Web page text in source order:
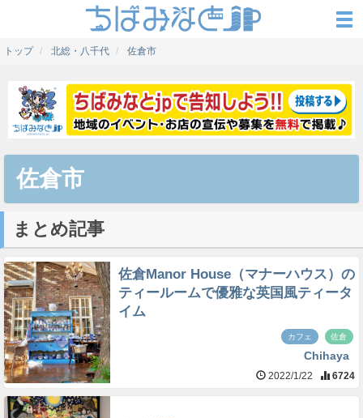
トップ 北総・八千代 佐倉市
佐倉市
まとめ記事
佐倉Manor House（マナーハウス）の
ティールームで優雅な英国風ティータ
イム
カフェ 佐倉
Chihaya
2022/1/22 6724